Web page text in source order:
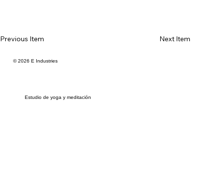
Previous Item Next Item
Estudio de yoga y meditación
© 2026 E Industries